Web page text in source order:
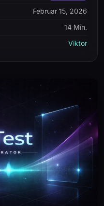
Februar 15, 2026
14 Min.
Viktor